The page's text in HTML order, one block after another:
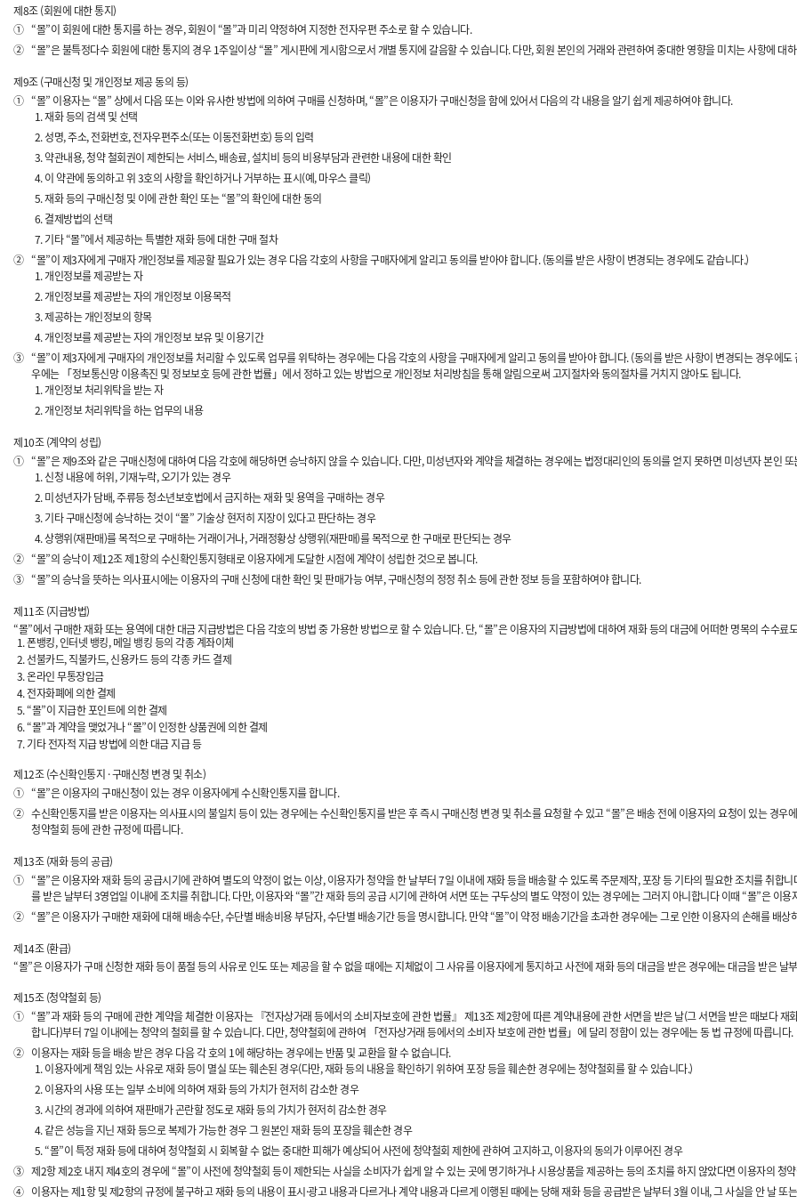
제8조 (회원에 대한 통지)
① “몰”이 회원에 대한 통지를 하는 경우, 회원이 “몰”과 미리 약정하여 지정한 전자우편 주소로 할 수 있습니다.
② “몰”은 불특정다수 회원에 대한 통지의 경우 1주일이상 “몰” 게시판에 게시함으로서 개별 통지에 갈음할 수 있습니다. 다만, 회원 본인의 거래와 관련하여 중대한 영향을 미치는 사항에 대
제9조 (구매신청 및 개인정보 제공 동의 등)
① “몰” 이용자는 “몰” 상에서 다음 또는 이와 유사한 방법에 의하여 구매를 신청하며, “몰”은 이용자가 구매신청을 함에 있어서 다음의 각 내용을 알기 쉽게 제공하여야 합니다.
재화 등의 검색 및 선택
성명, 주소, 전화번호, 전자우편주소(또는 이동전화번호) 등의 입력
약관내용, 청약 철회권이 제한되는 서비스, 배송료, 설치비 등의 비용부담과 관련한 내용에 대한 확인
이 약관에 동의하고 위 3호의 사항을 확인하거나 거부하는 표시(예, 마우스 클릭)
재화 등의 구매신청 및 이에 관한 확인 또는 “몰”의 확인에 대한 동의
결제방법의 선택
기타 “몰”에서 제공하는 특별한 재화 등에 대한 구매 절차
② “몰”이 제3자에게 구매자 개인정보를 제공할 필요가 있는 경우 다음 각호의 사항을 구매자에게 알리고 동의를 받아야 합니다. (동의를 받은 사항이 변경되는 경우에도 같습니다.)
개인정보를 제공받는 자
개인정보를 제공받는 자의 개인정보 이용목적
제공하는 개인정보의 항목
개인정보를 제공받는 자의 개인정보 보유 및 이용기간
③ “몰”이 제3자에게 구매자의 개인정보를 처리할 수 있도록 업무를 위탁하는 경우에는 다음 각호의 사항을 구매자에게 알리고 동의를 받아야 합니다. (동의를 받은 사항이 변경되는 경우에
우에는 「정보통신망 이용촉진 및 정보보호 등에 관한 법률」에서 정하고 있는 방법으로 개인정보 처리방침을 통해 알림으로써 고지절차와 동의절차를 거치지 않아도 됩니다.
개인정보 처리위탁을 받는 자
개인정보 처리위탁을 하는 업무의 내용
제10조 (계약의 성립)
① “몰”은 제9조와 같은 구매신청에 대하여 다음 각호에 해당하면 승낙하지 않을 수 있습니다. 다만, 미성년자와 계약을 체결하는 경우에는 법정대리인의 동의를 얻지 못하면 미성년자 본인
신청 내용에 허위, 기재누락, 오기가 있는 경우
미성년자가 담배, 주류등 청소년보호법에서 금지하는 재화 및 용역을 구매하는 경우
기타 구매신청에 승낙하는 것이 “몰” 기술상 현저히 지장이 있다고 판단하는 경우
상행위(재판매)를 목적으로 구매하는 거래이거나, 거래정황상 상행위(재판매)를 목적으로 한 구매로 판단되는 경우
② “몰”의 승낙이 제12조 제1항의 수신확인통지형태로 이용자에게 도달한 시점에 계약이 성립한 것으로 봅니다.
③ “몰”의 승낙을 뜻하는 의사표시에는 이용자의 구매 신청에 대한 확인 및 판매가능 여부, 구매신청의 정정 취소 등에 관한 정보 등을 포함하여야 합니다.
제11조 (지급방법)
“몰”에서 구매한 재화 또는 용역에 대한 대금 지급방법은 다음 각호의 방법 중 가용한 방법으로 할 수 있습니다. 단, “몰”은 이용자의 지급방법에 대하여 재화 등의 대금에 어떠한 명목의 수수료
폰뱅킹, 인터넷 뱅킹, 메일 뱅킹 등의 각종 계좌이체
선불카드, 직불카드, 신용카드 등의 각종 카드 결제
온라인 무통장입금
전자화폐에 의한 결제
“몰”이 지급한 포인트에 의한 결제
“몰”과 계약을 맺었거나 “몰”이 인정한 상품권에 의한 결제
기타 전자적 지급 방법에 의한 대금 지급 등
제12조 (수신확인통지 · 구매신청 변경 및 취소)
① “몰”은 이용자의 구매신청이 있는 경우 이용자에게 수신확인통지를 합니다.
② 수신확인통지를 받은 이용자는 의사표시의 불일치 등이 있는 경우에는 수신확인통지를 받은 후 즉시 구매신청 변경 및 취소를 요청할 수 있고 “몰”은 배송 전에 이용자의 요청이 있는 경
청약철회 등에 관한 규정에 따릅니다.
제13조 (재화 등의 공급)
① “몰”은 이용자와 재화 등의 공급시기에 관하여 별도의 약정이 없는 이상, 이용자가 청약을 한 날부터 7일 이내에 재화 등을 배송할 수 있도록 주문제작, 포장 등 기타의 필요한 조치를 취합
를 받은 날부터 3영업일 이내에 조치를 취합니다. 다만, 이용자와 “몰”간 재화 등의 공급 시기에 관하여 서면 또는 구두상의 별도 약정이 있는 경우에는 그러지 아니합니다 이때 “몰”은 이
② “몰”은 이용자가 구매한 재화에 대해 배송수단, 수단별 배송비용 부담자, 수단별 배송기간 등을 명시합니다. 만약 “몰”이 약정 배송기간을 초과한 경우에는 그로 인한 이용자의 손해를 배
제14조 (환급)
“몰”은 이용자가 구매 신청한 재화 등이 품절 등의 사유로 인도 또는 제공을 할 수 없을 때에는 지체없이 그 사유를 이용자에게 통지하고 사전에 재화 등의 대금을 받은 경우에는 대금을 받은
제15조 (청약철회 등)
① “몰”과 재화 등의 구매에 관한 계약을 체결한 이용자는 『전자상거래 등에서의 소비자보호에 관한 법률』 제13조 제2항에 따른 계약내용에 관한 서면을 받은 날(그 서면을 받은 때보다
합니다)부터 7일 이내에는 청약의 철회를 할 수 있습니다. 다만, 청약철회에 관하여 「전자상거래 등에서의 소비자 보호에 관한 법률」에 달리 정함이 있는 경우에는 동 법 규정에 따릅니다.
② 이용자는 재화 등을 배송 받은 경우 다음 각 호의 1에 해당하는 경우에는 반품 및 교환을 할 수 없습니다.
이용자에게 책임 있는 사유로 재화 등이 멸실 또는 훼손된 경우(다만, 재화 등의 내용을 확인하기 위하여 포장 등을 훼손한 경우에는 청약철회를 할 수 있습니다.)
이용자의 사용 또는 일부 소비에 의하여 재화 등의 가치가 현저히 감소한 경우
시간의 경과에 의하여 재판매가 곤란할 정도로 재화 등의 가치가 현저히 감소한 경우
같은 성능을 지닌 재화 등으로 복제가 가능한 경우 그 원본인 재화 등의 포장을 훼손한 경우
“몰”이 특정 재화 등에 대하여 청약철회 시 회복할 수 없는 중대한 피해가 예상되어 사전에 청약철회 제한에 관하여 고지하고, 이용자의 동의가 이루어진 경우
③ 제2항 제2호 내지 제4호의 경우에 “몰”이 사전에 청약철회 등이 제한되는 사실을 소비자가 쉽게 알 수 있는 곳에 명기하거나 시용상품을 제공하는 등의 조치를 하지 않았다면 이용자의 청
④ 이용자는 제1항 및 제2항의 규정에 불구하고 재화 등의 내용이 표시·광고 내용과 다르거나 계약 내용과 다르게 이행된 때에는 당해 재화 등을 공급받은 날부터 3월 이내, 그 사실을 안 날